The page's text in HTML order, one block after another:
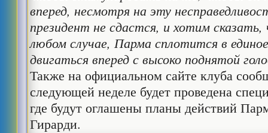
вперед, несмотря на эту
президент не сдастся, и хотим
любом случае, Парма сплотится в
двигаться вперед с высоко поднятой
Также на официальном сайте клуба
следующей неделе будет проведена
где будут оглашены планы действий
Гирарди.